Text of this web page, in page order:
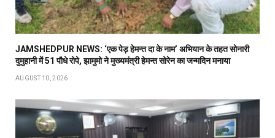
JAMSHEDPUR NEWS: ‘एक पेड़ हेमन्त दा के नाम’ अभियान के तहत सोनारी
दुमुहानी में 51 पौधे रोपे, झामुमो ने मुख्यमंत्री हेमन्त सोरेन का जन्मदिन मनाया
AUGUST 10, 2026